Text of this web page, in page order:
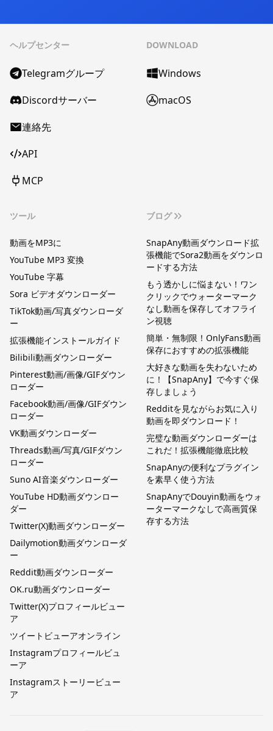
ヘルプセンター
Telegramグループ
Discordサーバー
連絡先
API
MCP
DOWNLOAD
Windows
macOS
ツール
動画をMP3に
YouTube MP3 変換
YouTube 字幕
Sora ビデオダウンローダー
TikTok動画/写真ダウンローダ
ー
拡張機能インストールガイド
Bilibili動画ダウンローダー
Pinterest動画/画像/GIFダウン
ローダー
Facebook動画/画像/GIFダウン
ローダー
VK動画ダウンローダー
Threads動画/写真/GIFダウン
ローダー
Suno AI音楽ダウンローダー
YouTube HD動画ダウンロー
ダー
Twitter(X)動画ダウンローダー
Dailymotion動画ダウンローダ
ー
Reddit動画ダウンローダー
OK.ru動画ダウンローダー
Twitter(X)プロフィールビュー
ア
ツイートビューアオンライン
Instagramプロフィールビュ
ーア
Instagramストーリービュー
ア
ブログ
SnapAny動画ダウンロード拡
張機能でSora2動画をダウンロ
ードする方法
もう透かしに悩まない！ワン
クリックでウォーターマーク
なし動画を保存してオフライ
ン視聴
簡単・無制限！OnlyFans動画
保存におすすめの拡張機能
大好きな動画を失わないため
に！【SnapAny】で今すぐ保
存しましょう
Redditを見ながらお気に入り
動画を即ダウンロード！
完璧な動画ダウンローダーは
これだ！拡張機能徹底比較
SnapAnyの便利なプラグイン
を素早く使う方法
SnapAnyでDouyin動画をウォ
ーターマークなしで高画質保
存する方法